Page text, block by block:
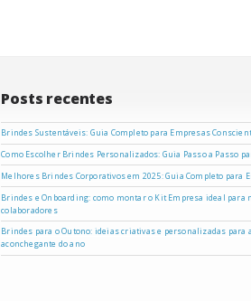
Posts recentes
Brindes Sustentáveis: Guia Completo para Empresas
Como Escolher Brindes Personalizados: Guia Passo a Passo
Melhores Brindes Corporativos em 2025: Guia Completo para
Brindes e Onboarding: como montar o Kit Empresa ideal para
colaboradores
Brindes para o Outono: ideias criativas e personalizadas para
aconchegante do ano